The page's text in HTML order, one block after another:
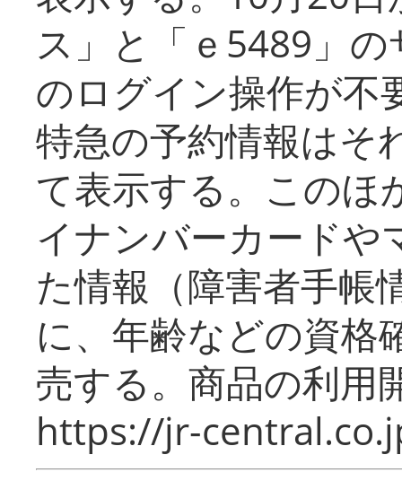
ス」と「ｅ5489」
のログイン操作が不
特急の予約情報はそ
て表示する。このほ
イナンバーカードや
た情報（障害者手帳
に、年齢などの資格
売する。商品の利用
https://jr-